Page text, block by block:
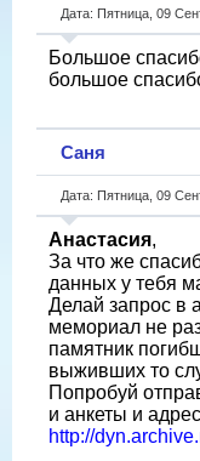
Дата: Пятница, 09
Большое
большое
Саня
Дата: Пятница, 09
Анастасия,
За что же
данных у тебя
Делай запрос в
мемориал не
памятник
выживших то
Попробуй
и анкеты и
http://